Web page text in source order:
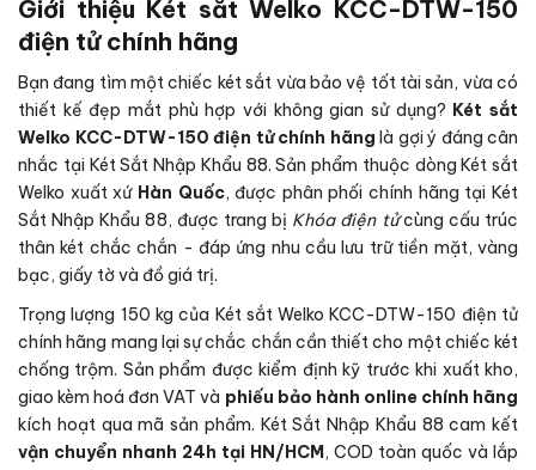
Giới thiệu Két sắt Welko KCC-DTW-150
điện tử chính hãng
Bạn đang tìm một chiếc két sắt vừa bảo vệ tốt tài sản, vừa có
thiết kế đẹp mắt phù hợp với không gian sử dụng? Két sắt
Welko KCC-DTW-150 điện tử chính hãng là gợi ý đáng cân
nhắc tại Két Sắt Nhập Khẩu 88. Sản phẩm thuộc dòng Két sắt
Welko xuất xứ Hàn Quốc, được phân phối chính hãng tại Két
Sắt Nhập Khẩu 88, được trang bị Khóa điện tửcùng cấu trúc
thân két chắc chắn - đáp ứng nhu cầu lưu trữ tiền mặt, vàng
bạc, giấy tờ và đồ giá trị.
Trọng lượng 150 kg của Két sắt Welko KCC-DTW-150 điện tử
chính hãng mang lại sự chắc chắn cần thiết cho một chiếc két
chống trộm. Sản phẩm được kiểm định kỹ trước khi xuất kho,
giao kèm hoá đơn VAT và phiếu bảo hành online chính hãng
kích hoạt qua mã sản phẩm. Két Sắt Nhập Khẩu 88 cam kết
vận chuyển nhanh 24h tại HN/HCM, COD toàn quốc và lắp